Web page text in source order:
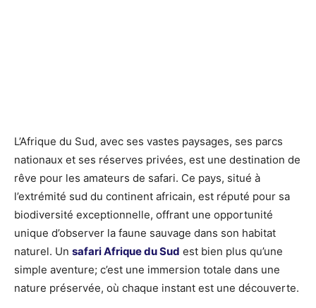
L’Afrique du Sud, avec ses vastes paysages, ses parcs
nationaux et ses réserves privées, est une destination de
rêve pour les amateurs de safari. Ce pays, situé à
l’extrémité sud du continent africain, est réputé pour sa
biodiversité exceptionnelle, offrant une opportunité
unique d’observer la faune sauvage dans son habitat
naturel. Un safari Afrique du Sud est bien plus qu’une
simple aventure; c’est une immersion totale dans une
nature préservée, où chaque instant est une découverte.